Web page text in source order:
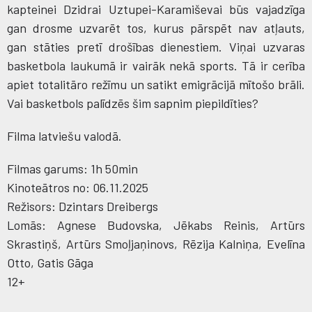
kapteinei Dzidrai Uztupei-Karamiševai būs vajadzīga
gan drosme uzvarēt tos, kurus pārspēt nav atļauts,
gan stāties pretī drošības dienestiem. Viņai uzvaras
basketbola laukumā ir vairāk nekā sports. Tā ir cerība
apiet totalitāro režīmu un satikt emigrācijā mītošo brāli.
Vai basketbols palīdzēs šim sapnim piepildīties?
Filma latviešu valodā.
Filmas garums: 1h 50min
Kinoteātros no: 06.11.2025
Režisors: Dzintars Dreibergs
Lomās: Agnese Budovska, Jēkabs Reinis, Artūrs
Skrastiņš, Artūrs Smoļjaņinovs, Rēzija Kalniņa, Evelīna
Otto, Gatis Gāga
12+